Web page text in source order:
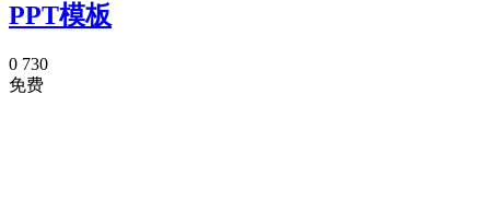
PPT模板
0 730
免费